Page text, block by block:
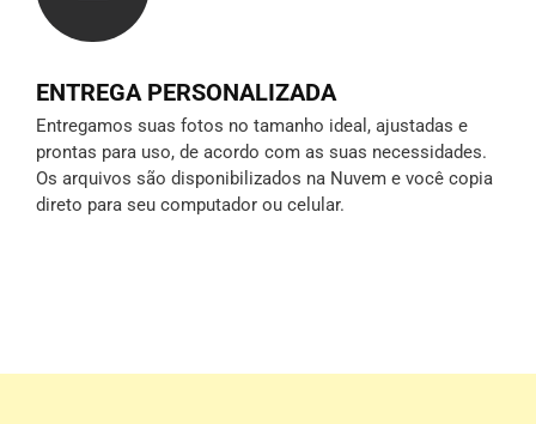
ENTREGA PERSONALIZADA
Entregamos suas fotos no tamanho ideal, ajustadas e
prontas para uso, de acordo com as suas necessidades.
Os arquivos são disponibilizados na Nuvem e você copia
direto para seu computador ou celular.